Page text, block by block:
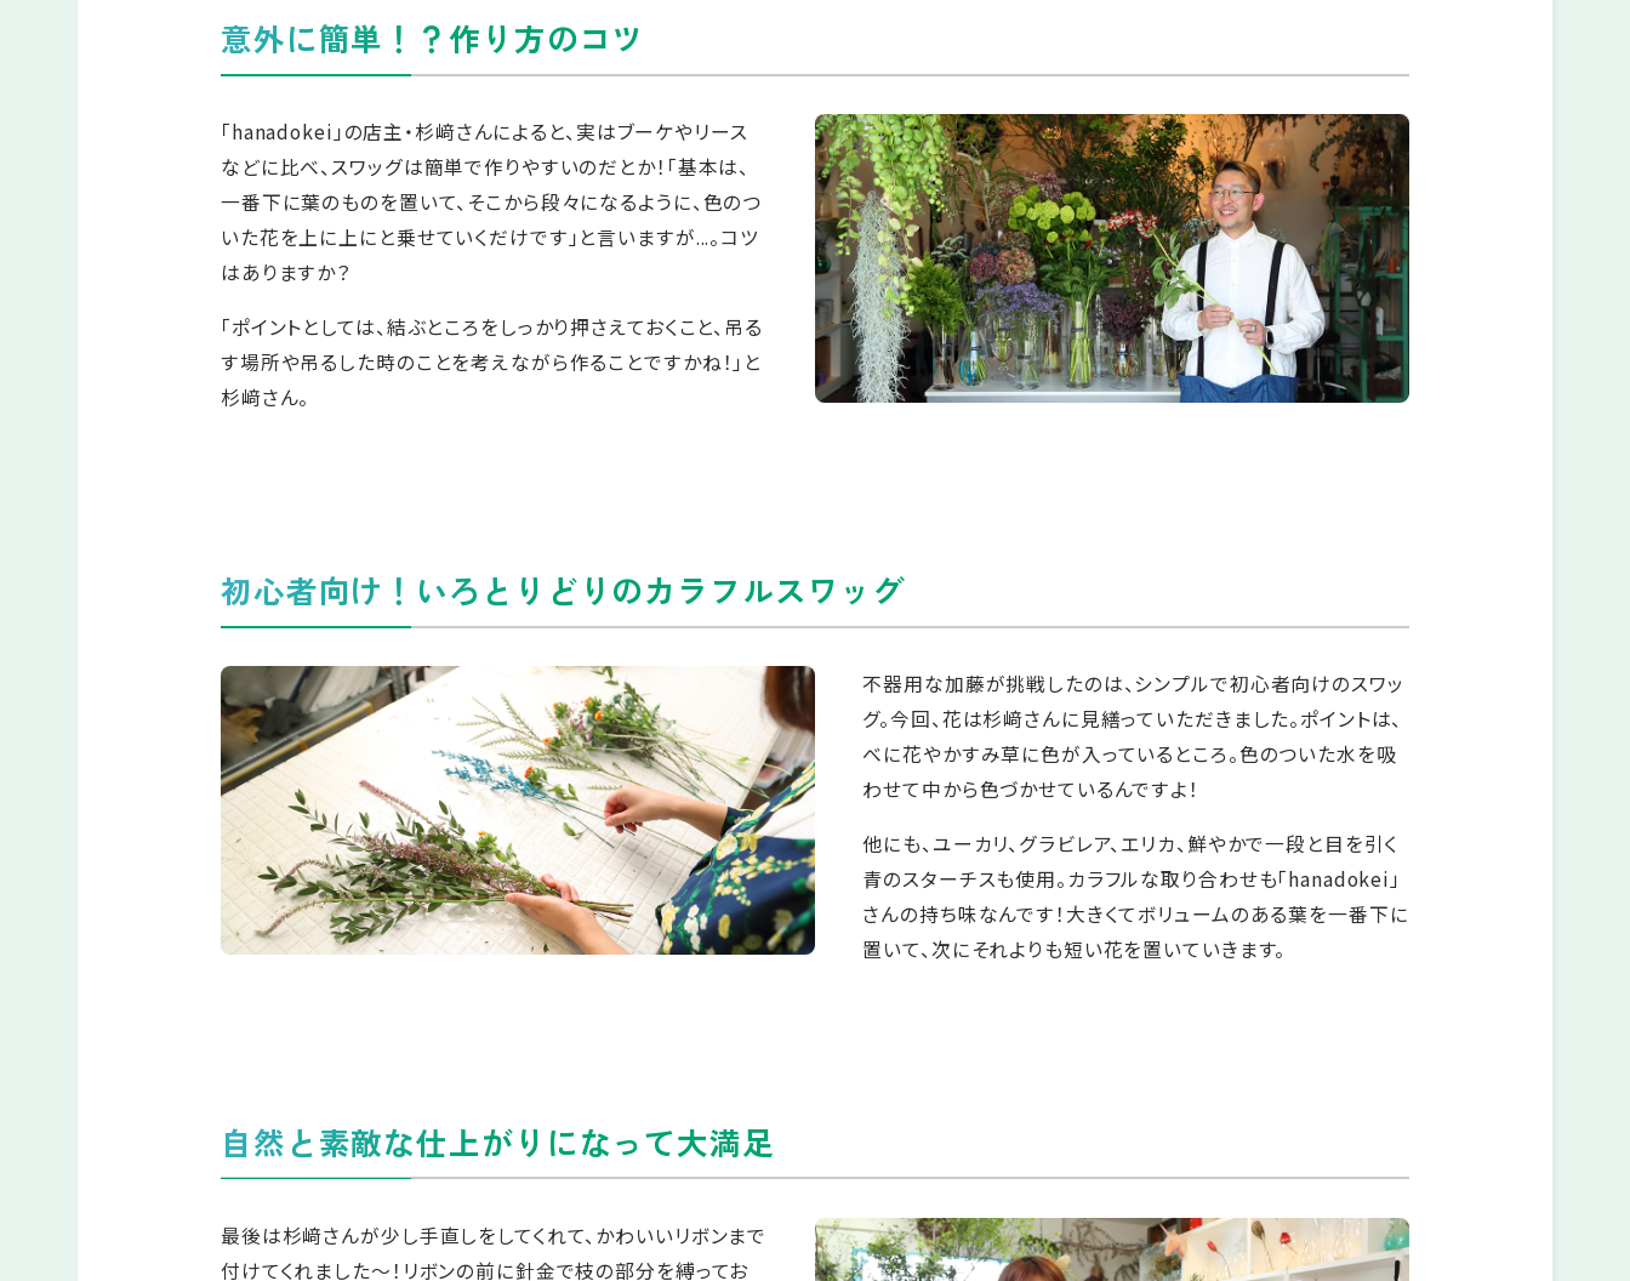
意外に簡単！？作り方のコツ
「hanadokei」の店主・杉﨑さんによると、実はブーケやリース
などに比べ、スワッグは簡単で作りやすいのだとか！「基本は、
一番下に葉のものを置いて、そこから段々になるように、色のつ
いた花を上に上にと乗せていくだけです」と言いますが...。コツ
はありますか？
「ポイントとしては、結ぶところをしっかり押さえておくこと、吊る
す場所や吊るした時のことを考えながら作ることですかね！」と
杉﨑さん。
初心者向け！いろとりどりのカラフルスワッグ
不器用な加藤が挑戦したのは、シンプルで初心者向けのスワッ
グ。今回、花は杉﨑さんに見繕っていただきました。ポイントは、
べに花やかすみ草に色が入っているところ。色のついた水を吸
わせて中から色づかせているんですよ！
他にも、ユーカリ、グラビレア、エリカ、鮮やかで一段と目を引く
青のスターチスも使用。カラフルな取り合わせも「hanadokei」
さんの持ち味なんです！大きくてボリュームのある葉を一番下に
置いて、次にそれよりも短い花を置いていきます。
自然と素敵な仕上がりになって大満足
最後は杉﨑さんが少し手直しをしてくれて、かわいいリボンまで
付けてくれました～！リボンの前に針金で枝の部分を縛ってお